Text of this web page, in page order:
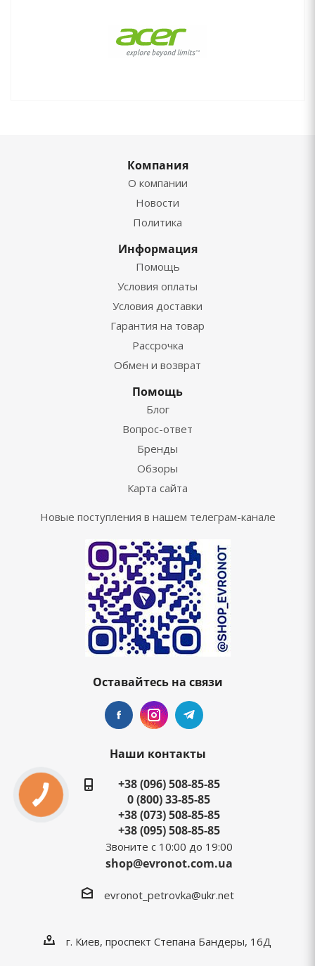
Компания
О компании
Новости
Политика
Информация
Помощь
Условия оплаты
Условия доставки
Гарантия на товар
Рассрочка
Обмен и возврат
Помощь
Блог
Вопрос-ответ
Бренды
Обзоры
Карта сайта
Новые поступления в нашем телеграм-канале
Оставайтесь на связи
Наши контакты
+38 (096) 508-85-85
0 (800) 33-85-85
+38 (073) 508-85-85
+38 (095) 508-85-85
Звоните с 10:00 до 19:00
shop@evronot.com.ua
evronot_petrovka@ukr.net
г. Киев, проспект Степана Бандеры, 16Д